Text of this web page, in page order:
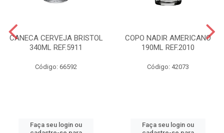
CANECA CERVEJA BRISTOL
340ML REF.5911
Código: 66592
Faça seu login ou
COPO NADIR AMERICANO
190ML REF.2010
Código: 42073
Faça seu login ou